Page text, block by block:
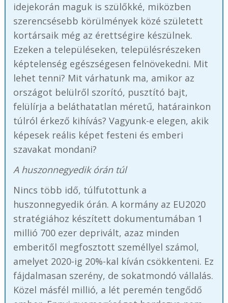
idejekorán maguk is szülőkké, miközben
szerencsésebb körülmények közé született
kortársaik még az érettségire készülnek.
Ezeken a településeken, településrészeken
képtelenség egészségesen felnövekedni. Mit
lehet tenni? Mit várhatunk ma, amikor az
országot belülről szorító, pusztító bajt,
felülírja a beláthatatlan méretű, határainkon
túlról érkező kihívás? Vagyunk-e elegen, akik
képesek reális képet festeni és emberi
szavakat mondani?
A huszonnegyedik órán túl
Nincs több idő, túlfutottunk a
huszonnegyedik órán. A kormány az EU2020
stratégiához készített dokumentumában 1
millió 700 ezer deprivált, azaz minden
emberitől megfosztott személlyel számol,
amelyet 2020-ig 20%-kal kíván csökkenteni. Ez
fájdalmasan szerény, de sokatmondó vállalás.
Közel másfél millió, a lét peremén tengődő